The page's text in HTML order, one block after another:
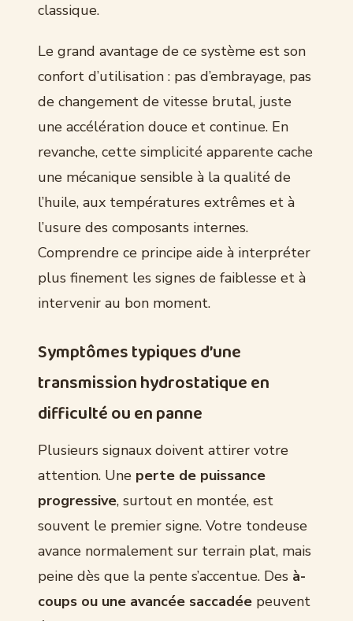
classique.
Le grand avantage de ce système est son
confort d’utilisation : pas d’embrayage, pas
de changement de vitesse brutal, juste
une accélération douce et continue. En
revanche, cette simplicité apparente cache
une mécanique sensible à la qualité de
l’huile, aux températures extrêmes et à
l’usure des composants internes.
Comprendre ce principe aide à interpréter
plus finement les signes de faiblesse et à
intervenir au bon moment.
Symptômes typiques d’une
transmission hydrostatique en
difficulté ou en panne
Plusieurs signaux doivent attirer votre
attention. Une perte de puissance
progressive, surtout en montée, est
souvent le premier signe. Votre tondeuse
avance normalement sur terrain plat, mais
peine dès que la pente s’accentue. Des à-
coups ou une avancée saccadée peuvent